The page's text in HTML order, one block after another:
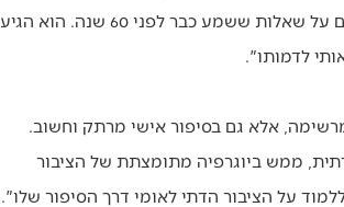
דמותו של הרב, שגם בגיל 80 פלוס לבוש בחולצת תנועה, מגיע באישון ליל לדון עם חניכים על שאלות ששמע כבר לפני 60 שנה. הוא הגיע
לדמותו".
אלא גם בסיפור אישי מרתק וחשוב.
ממש ביוגרפיה מתומצתת של הציבור